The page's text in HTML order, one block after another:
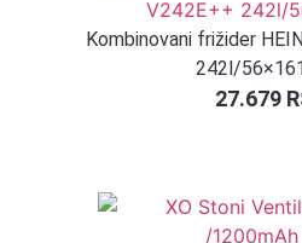
Kombinovani frižider
242l/
27.679